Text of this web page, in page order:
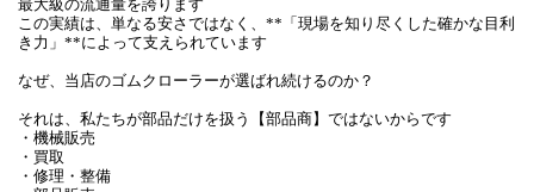
最大級の流通量を誇ります
この実績は、単なる安さではなく、**「現場を知り尽くした確かな目利
き力」**によって支えられています
なぜ、当店のゴムクローラーが選ばれ続けるのか？
それは、私たちが部品だけを扱う【部品商】ではないからです
・機械販売
・買取
・修理・整備